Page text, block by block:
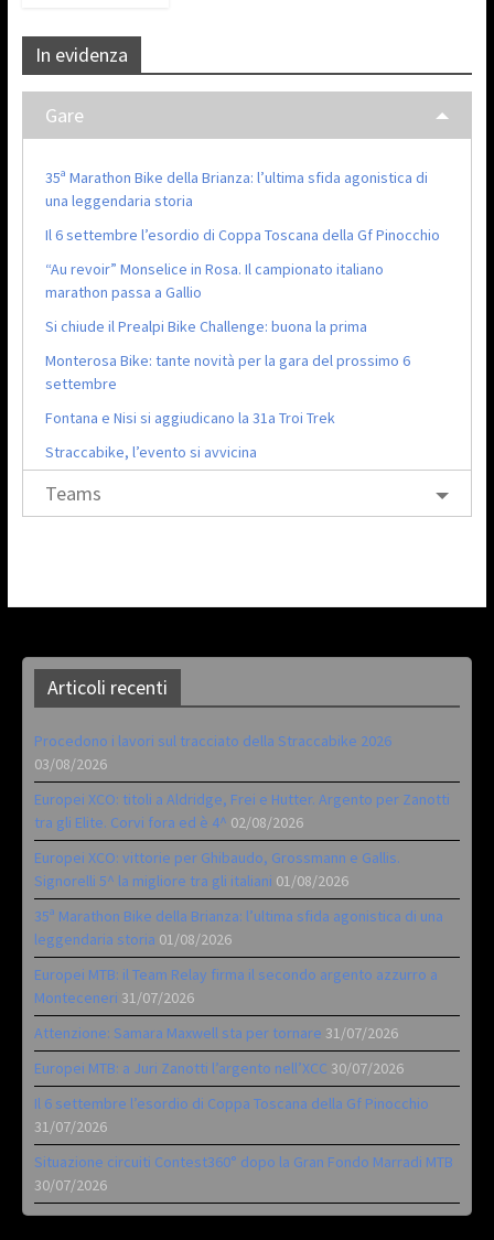
In evidenza
Gare
35ª Marathon Bike della Brianza: l’ultima sfida agonistica di
una leggendaria storia
Il 6 settembre l’esordio di Coppa Toscana della Gf Pinocchio
“Au revoir” Monselice in Rosa. Il campionato italiano
marathon passa a Gallio
Si chiude il Prealpi Bike Challenge: buona la prima
Monterosa Bike: tante novità per la gara del prossimo 6
settembre
Fontana e Nisi si aggiudicano la 31a Troi Trek
Straccabike, l’evento si avvicina
Teams
Articoli recenti
Procedono i lavori sul tracciato della Straccabike 2026
03/08/2026
Europei XCO: titoli a Aldridge, Frei e Hutter. Argento per Zanotti
tra gli Elite. Corvi fora ed è 4^ 02/08/2026
Europei XCO: vittorie per Ghibaudo, Grossmann e Gallis.
Signorelli 5^ la migliore tra gli italiani 01/08/2026
35ª Marathon Bike della Brianza: l’ultima sfida agonistica di una
leggendaria storia 01/08/2026
Europei MTB: il Team Relay firma il secondo argento azzurro a
Monteceneri 31/07/2026
Attenzione: Samara Maxwell sta per tornare 31/07/2026
Europei MTB: a Juri Zanotti l’argento nell’XCC 30/07/2026
Il 6 settembre l’esordio di Coppa Toscana della Gf Pinocchio
31/07/2026
Situazione circuiti Contest360° dopo la Gran Fondo Marradi MTB
30/07/2026